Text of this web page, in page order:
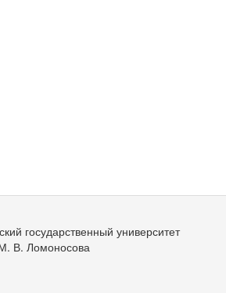
государственный университет
В. Ломоносова